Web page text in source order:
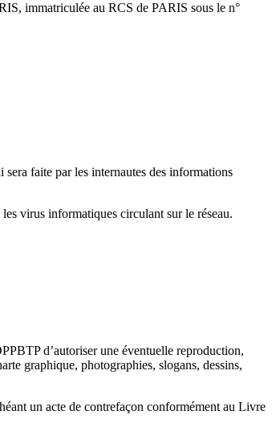
immatriculée au RCS de PARIS sous le n°
faite par les internautes des informations
virus informatiques circulant sur le réseau.
d’autoriser une éventuelle reproduction,
graphique, photographies, slogans, dessins,
un acte de contrefaçon conformément au Livre